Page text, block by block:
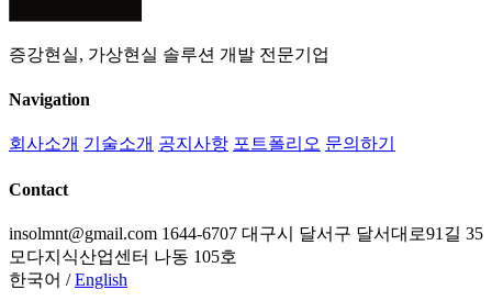
증강현실, 가상현실 솔루션 개발 전문기업
Navigation
회사소개 기술소개 공지사항 포트폴리오 문의하기
Contact
insolmnt@gmail.com 1644-6707 대구시 달서구 달서대로91길 35
모다지식산업센터 나동 105호
한국어 / English